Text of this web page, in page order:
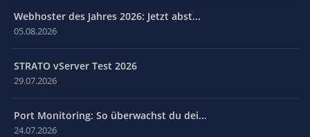
Webhoster des Jahres 2026: Jetzt abst...
05.08.2026
STRATO vServer Test 2026
29.07.2026
Port Monitoring: So überwachst du dei...
24.07.2026